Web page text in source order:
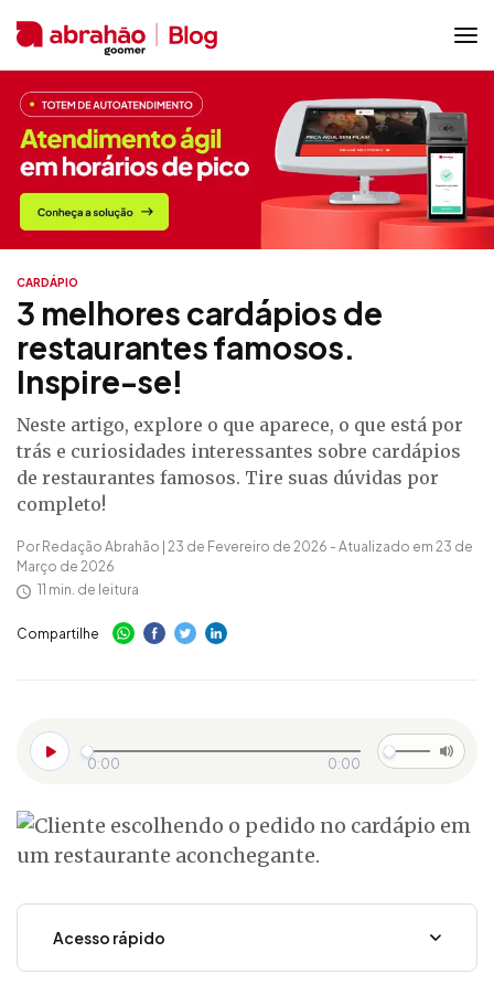
CARDÁPIO
3 melhores cardápios de
restaurantes famosos.
Inspire-se!
Neste artigo, explore o que aparece, o que está por
trás e curiosidades interessantes sobre cardápios
de restaurantes famosos. Tire suas dúvidas por
completo!
Por Redação Abrahão | 23 de Fevereiro de 2026 - Atualizado em 23 de
Março de 2026
11 min. de leitura
Compartilhe
0:00 0:00
Acesso rápido